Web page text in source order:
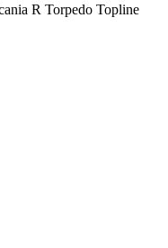
R Torpedo Topline